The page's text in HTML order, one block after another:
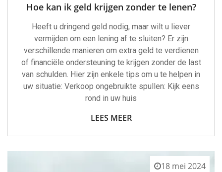
Hoe kan ik geld krijgen zonder te lenen?
Heeft u dringend geld nodig, maar wilt u liever
vermijden om een lening af te sluiten? Er zijn
verschillende manieren om extra geld te verdienen
of financiële ondersteuning te krijgen zonder de last
van schulden. Hier zijn enkele tips om u te helpen in
uw situatie: Verkoop ongebruikte spullen: Kijk eens
rond in uw huis
LEES MEER
18 mei 2024